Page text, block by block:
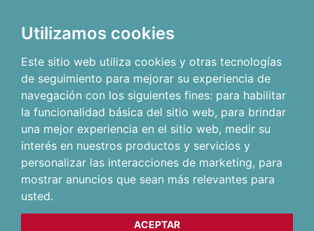
Utilizamos cookies
Este sitio web utiliza cookies y otras tecnologías
de seguimiento para mejorar su experiencia de
navegación con los siguientes fines: para habilitar
la funcionalidad básica del sitio web, para brindar
una mejor experiencia en el sitio web, medir su
interés en nuestros productos y servicios y
personalizar las interacciones de marketing, para
mostrar anuncios que sean más relevantes para
usted.
ACEPTAR